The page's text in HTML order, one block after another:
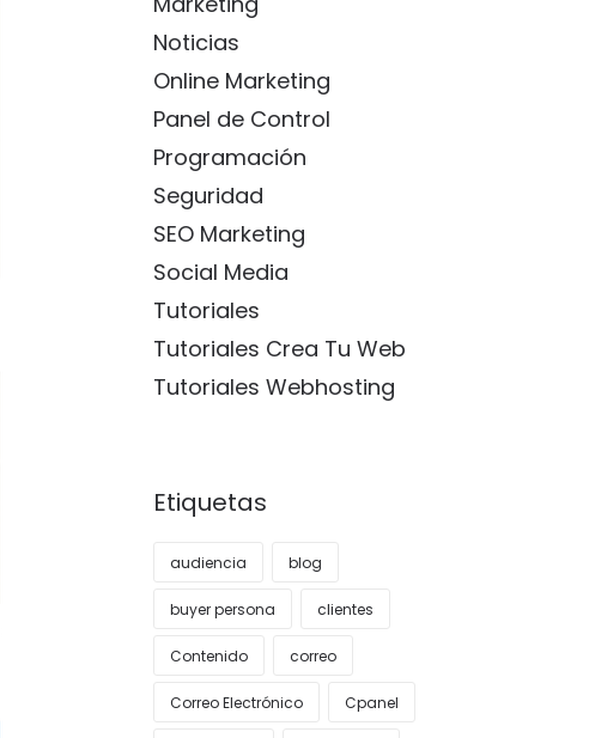
Noticias
Online Marketing
Panel de Control
Programación
Seguridad
SEO Marketing
Social Media
Tutoriales
Tutoriales Crea Tu Web
Tutoriales Webhosting
Etiquetas
audiencia blog
buyer persona clientes
Contenido correo
Correo Electrónico Cpanel